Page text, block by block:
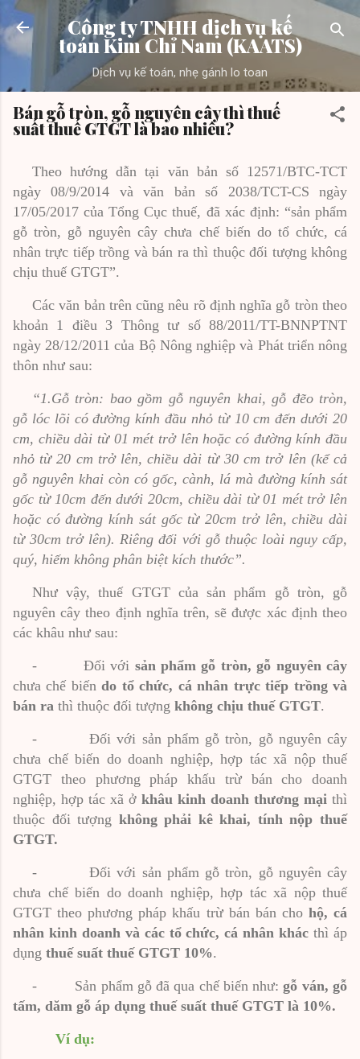
Chuyển đến nội dung chính
Công ty TNHH dịch vụ kế
toán Kim Chỉ Nam (KAATS)
Dịch vụ kế toán, nhẹ gánh lo toan
Bán gỗ tròn, gỗ nguyên cây thì thuế
suất thuế GTGT là bao nhiêu?
Theo hướng dẫn tại văn bản số 12571/BTC-TCT
ngày 08/9/2014 và văn bản số 2038/TCT-CS ngày
17/05/2017 của Tổng Cục thuế, đã xác định: “sản phẩm
gỗ tròn, gỗ nguyên cây chưa chế biến do tổ chức, cá
nhân trực tiếp trồng và bán ra thì thuộc đối tượng không
chịu thuế GTGT”.
Các văn bản trên cũng nêu rõ định nghĩa gỗ tròn theo
khoản 1 điều 3 Thông tư số 88/2011/TT-BNNPTNT
ngày 28/12/2011 của Bộ Nông nghiệp và Phát triển nông
thôn như sau:
“1.Gỗ tròn: bao gồm gỗ nguyên khai, gỗ đẽo tròn,
gỗ lóc lõi có đường kính đầu nhỏ từ 10 cm đến dưới 20
cm, chiều dài từ 01 mét trở lên hoặc có đường kính đầu
nhỏ từ 20 cm trở lên, chiều dài từ 30 cm trở lên (kể cả
gỗ nguyên khai còn có gốc, cành, lá mà đường kính sát
gốc từ 10cm đến dưới 20cm, chiều dài từ 01 mét trở lên
hoặc có đường kính sát gốc từ 20cm trở lên, chiều dài
từ 30cm trở lên). Riêng đối với gỗ thuộc loài nguy cấp,
quý, hiếm không phân biệt kích thước”.
Như vậy, thuế GTGT của sản phẩm gỗ tròn, gỗ
nguyên cây theo định nghĩa trên, sẽ được xác định theo
các khâu như sau:
- Đối với sản phẩm gỗ tròn, gỗ nguyên cây
chưa chế biếndo tổ chức, cá nhân trực tiếp trồng và
bán ra thì thuộc đối tượng không chịu thuế GTGT.
-
Đối với sản phẩm gỗ tròn, gỗ nguyên cây
chưa chế biến do doanh nghiệp, hợp tác xã nộp thuế
GTGT theo phương pháp khấu trừ bán cho doanh
nghiệp, hợp tác xã ở khâu kinh doanh thương mại thì
thuộc đối tượng không phải kê khai, tính nộp thuế
GTGT.
-
Đối với sản phẩm gỗ tròn, gỗ nguyên cây
chưa chế biến do doanh nghiệp, hợp tác xã nộp thuế
GTGT theo phương pháp khấu trừ bán bán cho hộ, cá
nhân kinh doanh và các tổ chức, cá nhân khác thì áp
dụng thuế suất thuế GTGT 10%.
- Sản phẩm gỗ đã qua chế biến như:gỗ ván, gỗ
tấm, dăm gỗ áp dụng thuế suất thuế GTGT là 10%.
Ví dụ: